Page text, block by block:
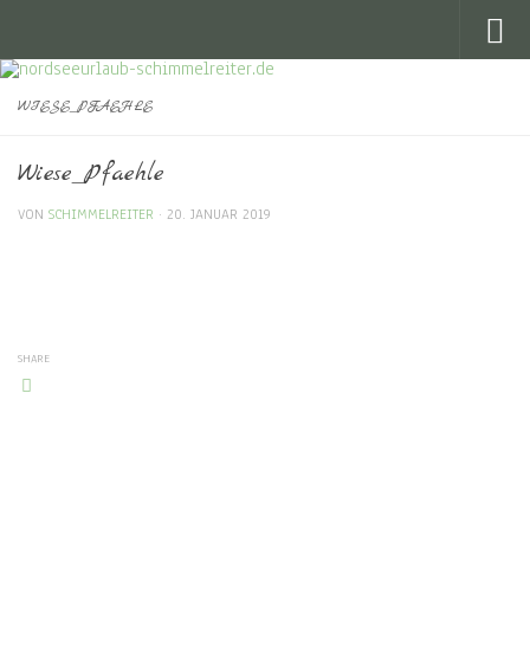
WIESE_PFAEHLE
Wiese_Pfaehle
VON SCHIMMELREITER · 20. JANUAR 2019
SHARE